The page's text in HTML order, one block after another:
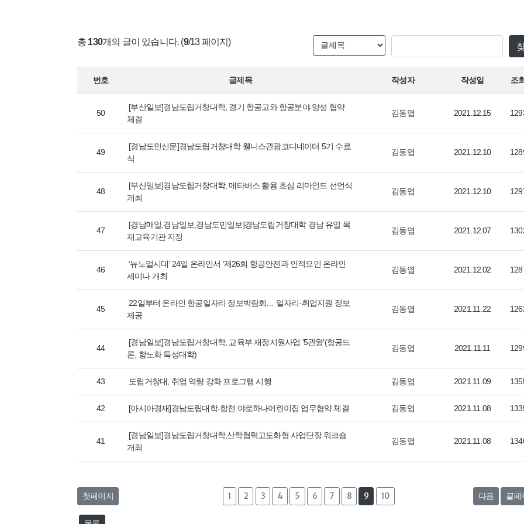
총 130개의 글이 있습니다. (9/13 페이지)
번호 글제목 작성자 작성일 조회
50
[부산일보]경남도립거창대학, 경기 항공고와 항공분야 양성 협약
체결
김동엽 2021.12.15
49
[경남도민신문]경남도립거창대학 웰니스관광코디네이터 5기 수료
식
김동엽 2021.12.10
48
[부산일보]경남도립거창대학, 메타버스 활용 초심 리마인드 선언식
개최
김동엽 2021.12.10
47
[경남매일,경남일보,경남도민일보]경남도립거창대학 경남 유일 목
재교육기관 지정
김동엽 2021.12.07
46
‘뉴노멀시대’ 24일 온라인서 ‘제26회 항공안전과 인적요인 온라인
세미나 개최
김동엽 2021.12.02
45
22일부터 온라인 항공일자리 정보박람회… 일자리·취업지원 정보
제공
김동엽 2021.11.22
44
[경남일보]경남도립거창대학, 교육부 재정지원사업 '5관왕'(항공드
론, 항노화 특성대학)
김동엽 2021.11.11
43 도립거창대, 취업 역량 강화 프로그램 시행 김동엽 2021.11.09
42 [아시아경재]경남도립대학-합천 야로하나어린이집 업무협약 체결 김동엽 2021.11.08
41
[경남일보]경남도립거창대학,산학협력고도화형 사업단장 워크숍
개최
김동엽 2021.11.08
첫페이지 1 2 3 4 5 6 7 8 9 10 다음 끝페